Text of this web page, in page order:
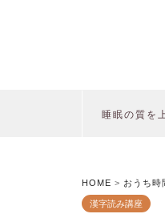
睡眠の質を
HOME > おうち時
漢字読み講座